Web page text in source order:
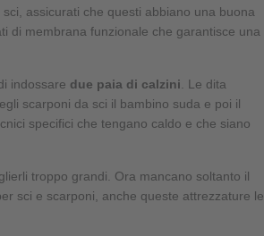
assicurati che questi abbiano una buona
di membrana funzionale che garantisce una
indossare due paia di calzini . Le dita
scarponi da sci il bambino suda e poi il
specifici che tengano caldo e che siano
troppo grandi. Ora mancano soltanto il
sci e scarponi, anche queste attrezzature le